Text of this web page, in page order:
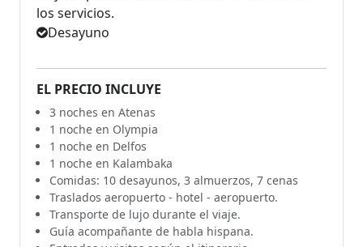
los servicios.
Desayuno
EL PRECIO INCLUYE
3 noches en Atenas
1 noche en Olympia
1 noche en Delfos
1 noche en Kalambaka
Comidas: 10 desayunos, 3 almuerzos, 7 cenas
Traslados aeropuerto - hotel - aeropuerto.
Transporte de lujo durante el viaje.
Guía acompañante de habla hispana.